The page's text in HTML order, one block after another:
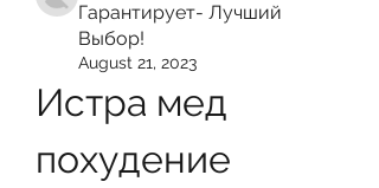
Гарантирует- Лучший
Выбор!
August 21, 2023
Истра мед
похудение